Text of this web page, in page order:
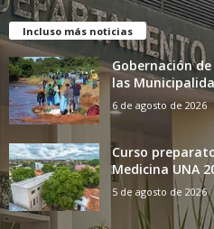
Incluso más noticias
Gobernación
las
6 de agosto de 2026
Curso
Medicina UNA
5 de agosto de 2026